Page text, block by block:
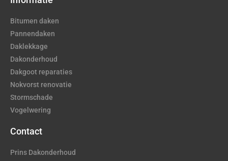
Bitumen daken
Pannendaken
Daklekkage
Dakonderhoud
Dakgoot reparaties
Nokvorst renovatie
Stormschade
Vogelwering
Contact
Prins Dakonderhoud